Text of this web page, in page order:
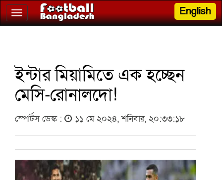
Toggle
navigation
English
ইন্টার মিয়ামিতে এক হচ্ছেন
মেসি-রোনালদো!
স্পোর্টস ডেস্ক : ১১ মে ২০২৪, শনিবার, ২০:৩৩:১৮